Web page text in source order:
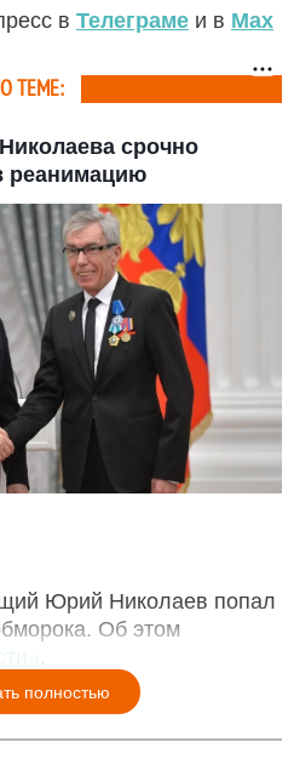
в Телеграме и в Max
ТЕМЕ:
срочно
реанимацию
Юрий Николаев попал
Об этом
полностью